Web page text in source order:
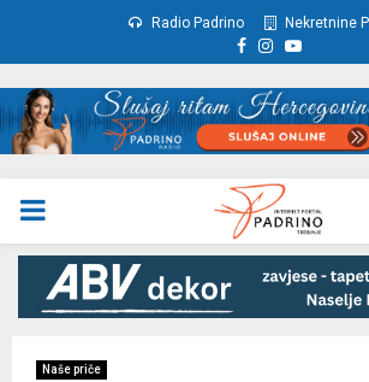
Radio Padrino Nekretnine
Facebook
Instagram
Youtube
PRIMARY
MENU
Naše priče